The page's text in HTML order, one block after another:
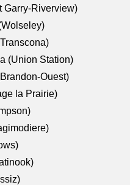
Garry-Riverview)
(Union Station)
Ouest)
la Prairie)